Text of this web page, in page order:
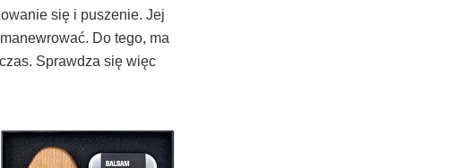
się i puszenie. Jej
Do tego, ma
Sprawdza się więc